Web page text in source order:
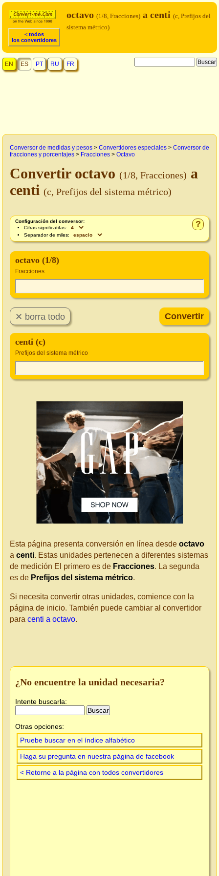
< todos
los convertidores
octavo (1/8, Fracciones) a centi (c, Prefijos del
sistema métrico)
EN ES PT RU FR
Conversor de medidas y pesos > Convertidores especiales > Conversor de
fracciones y porcentajes > Fracciones > Octavo
Convertir octavo (1/8, Fracciones) a
centi (c, Prefijos del sistema métrico)
?
Configuración del conversor:
Cifras significatifas:
Separador de miles:
octavo (1/8)
Fracciones
centi (c)
Prefijos del sistema métrico
Esta página presenta conversión en línea desde octavo
a centi. Estas unidades pertenecen a diferentes sistemas
de medición El primero es de Fracciones. La segunda
es de Prefijos del sistema métrico.
Si necesita convertir otras unidades, comience con la
página de inicio. También puede cambiar al convertidor
para centi a octavo.
¿No encuentre la unidad necesaria?
Intente buscarla:
Otras opciones:
Pruebe buscar en el índice alfabético
Haga su pregunta en nuestra página de facebook
< Retorne a la página con todos convertidores